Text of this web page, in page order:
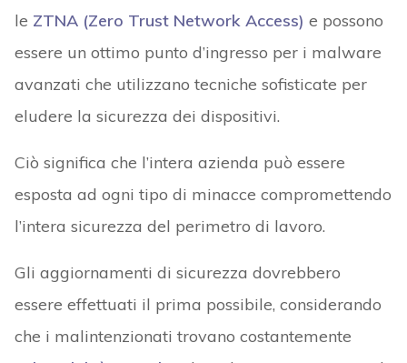
le ZTNA (Zero Trust Network Access) e possono
essere un ottimo punto d’ingresso per i malware
avanzati che utilizzano tecniche sofisticate per
eludere la sicurezza dei dispositivi.
Ciò significa che l’intera azienda può essere
esposta ad ogni tipo di minacce compromettendo
l’intera sicurezza del perimetro di lavoro.
Gli aggiornamenti di sicurezza dovrebbero
essere effettuati il prima possibile, considerando
che i malintenzionati trovano costantemente